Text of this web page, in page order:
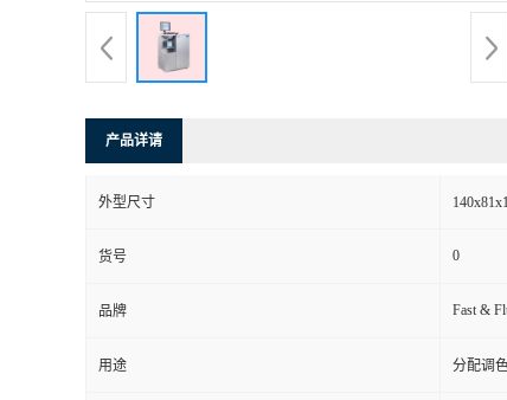
产品详请
外型尺寸
货号 0
品牌 Fast &
用途 分配调